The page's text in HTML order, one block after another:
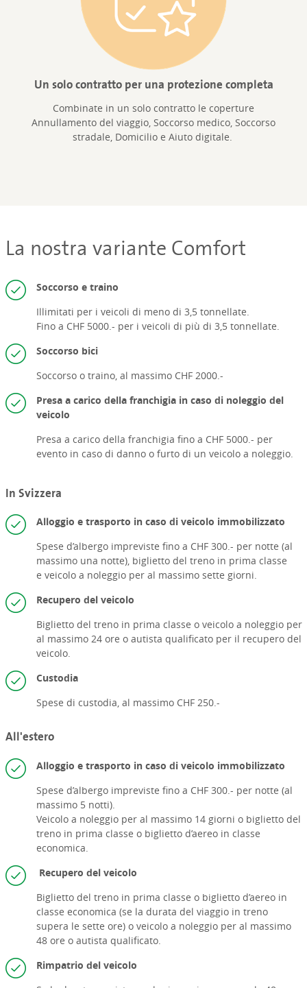
Un solo contratto per una protezione completa
Combinate in un solo contratto le coperture
Annullamento del viaggio, Soccorso medico, Soccorso
stradale, Domicilio e Aiuto digitale.
La nostra variante Comfort
Soccorso e traino
Illimitati per i veicoli di meno di 3,5 tonnellate.
Fino a CHF 5000.- per i veicoli di più di 3,5 tonnellate.
Soccorso bici
Soccorso o traino, al massimo CHF 2000.-
Presa a carico della franchigia in caso di noleggio del
veicolo
Presa a carico della franchigia fino a CHF 5000.- per
evento in caso di danno o furto di un veicolo a noleggio.
In Svizzera
Alloggio e trasporto in caso di veicolo immobilizzato
Spese d’albergo impreviste fino a CHF 300.- per notte (al
massimo una notte), biglietto del treno in prima classe
e veicolo a noleggio per al massimo sette giorni.
Recupero del veicolo
Biglietto del treno in prima classe o veicolo a noleggio per
al massimo 24 ore o autista qualificato per il recupero del
veicolo.
Custodia
Spese di custodia, al massimo CHF 250.-
All'estero
Alloggio e trasporto in caso di veicolo immobilizzato
Spese d’albergo impreviste fino a CHF 300.- per notte (al
massimo 5 notti).
Veicolo a noleggio per al massimo 14 giorni o biglietto del
treno in prima classe o biglietto d’aereo in classe
economica.
Recupero del veicolo
Biglietto del treno in prima classe o biglietto d’aereo in
classe economica (se la durata del viaggio in treno
supera le sette ore) o veicolo a noleggio per al massimo
48 ore o autista qualificato.
Rimpatrio del veicolo